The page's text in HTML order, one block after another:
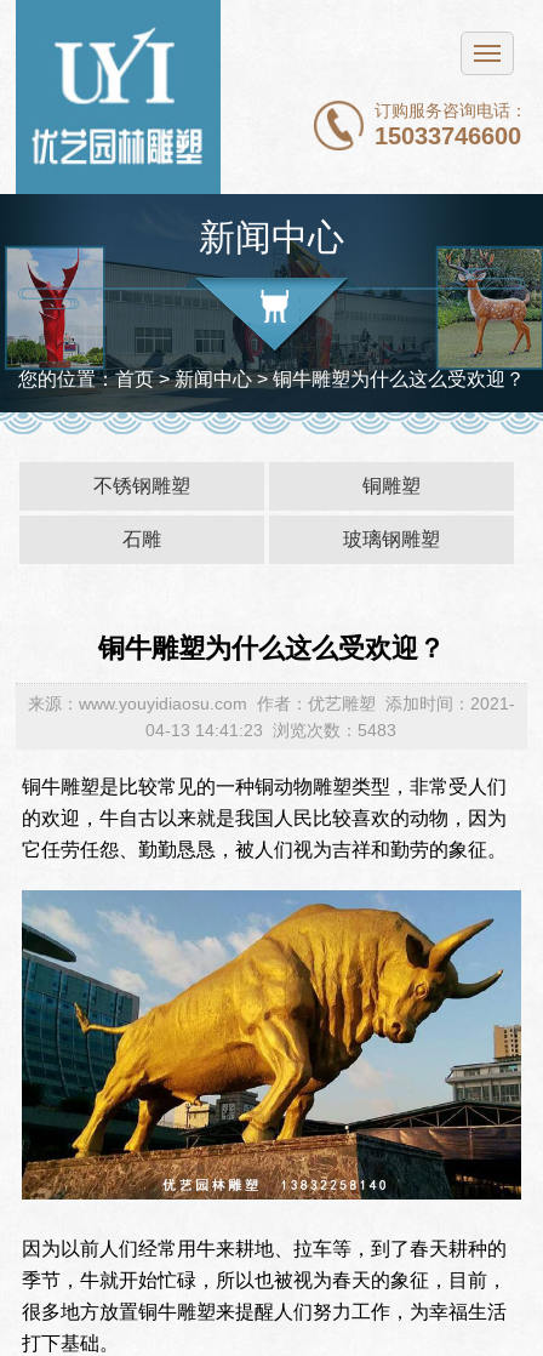
订购服务咨询电话：
15033746600
铜雕塑
石雕
玻璃钢雕塑
新闻中心
案例展示
关于我们
联系我们
新闻中心
您的位置：首页>新闻中心> 铜牛雕塑为什么这么受欢迎？
不锈钢雕塑 铜雕塑
石雕 玻璃钢雕塑
铜牛雕塑为什么这么受欢迎？
来源：www.youyidiaosu.com 作者：优艺雕塑 添加时间：2021-
04-13 14:41:23 浏览次数：5483
铜牛雕塑是比较常见的一种铜动物雕塑类型，非常受人们
的欢迎，牛自古以来就是我国人民比较喜欢的动物，因为
它任劳任怨、勤勤恳恳，被人们视为吉祥和勤劳的象征。
因为以前人们经常用牛来耕地、拉车等，到了春天耕种的
季节，牛就开始忙碌，所以也被视为春天的象征，目前，
很多地方放置铜牛雕塑来提醒人们努力工作，为幸福生活
打下基础。